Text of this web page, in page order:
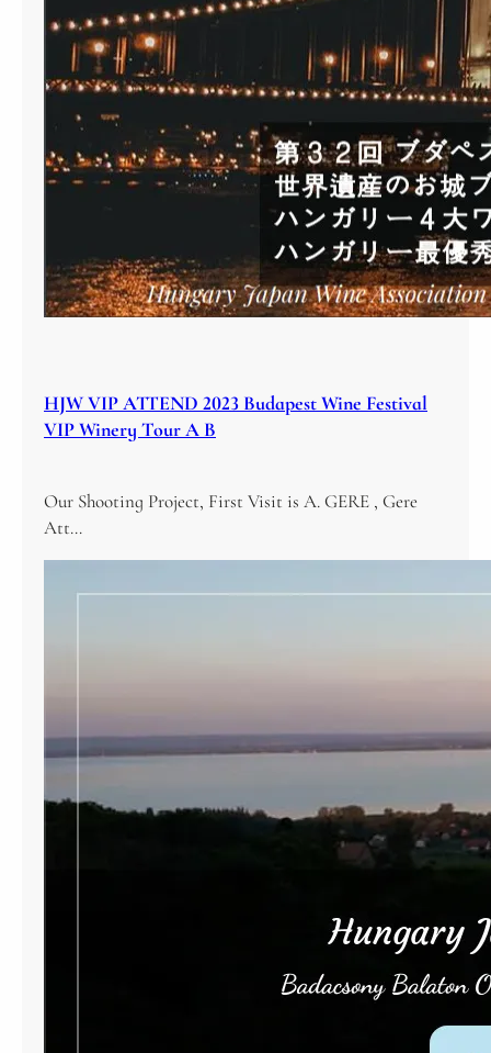
HJW VIP ATTEND 2023 Budapest Wine Festival
VIP Winery Tour A B
Our Shooting Project, First Visit is A. GERE , Gere
Att…